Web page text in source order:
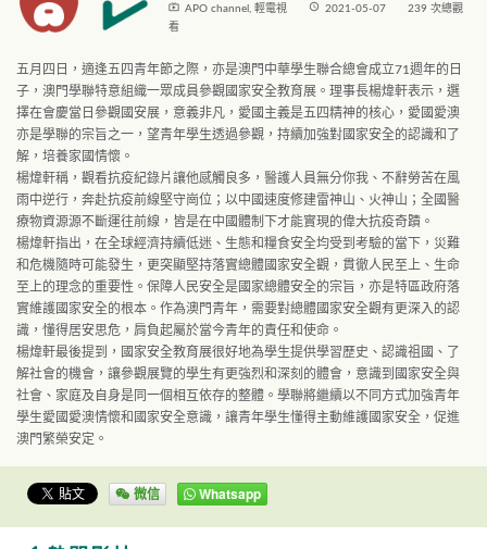
live_tv APO channel , 輕電視 access_time 2021-05-07
239 次總觀
看
五月四日，適逢五四青年節之際，亦是澳門中華學生聯合總會成立71週年的日
子，澳門學聯特意組織一眾成員參觀國家安全教育展。理事長楊煒軒表示，選
擇在會慶當日參觀國安展，意義非凡，愛國主義是五四精神的核心，愛國愛澳
亦是學聯的宗旨之一，望青年學生透過參觀，持續加強對國家安全的認識和了
解，培養家國情懷。
楊煒軒稱，觀看抗疫紀錄片讓他感觸良多，醫護人員無分你我、不辭勞苦在風
雨中逆行，奔赴抗疫前線堅守崗位；以中國速度修建雷神山、火神山；全國醫
療物資源源不斷運往前線，皆是在中國體制下才能實現的偉大抗疫奇蹟。
楊煒軒指出，在全球經濟持續低迷、生態和糧食安全均受到考驗的當下，災難
和危機隨時可能發生，更突顯堅持落實總體國家安全觀，貫徹人民至上、生命
至上的理念的重要性。保障人民安全是國家總體安全的宗旨，亦是特區政府落
實維護國家安全的根本。作為澳門青年，需要對總體國家安全觀有更深入的認
識，懂得居安思危，肩負起屬於當今青年的責任和使命。
楊煒軒最後提到，國家安全教育展很好地為學生提供學習歷史、認識祖國、了
解社會的機會，讓參觀展覽的學生有更強烈和深刻的體會，意識到國家安全與
社會、家庭及自身是同一個相互依存的整體。學聯將繼續以不同方式加強青年
學生愛國愛澳情懷和國家安全意識，讓青年學生懂得主動維護國家安全，促進
澳門繁榮安定。
微信 Whatsapp